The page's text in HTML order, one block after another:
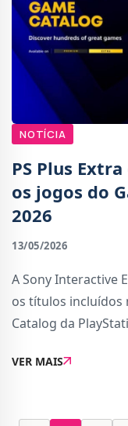
NOTÍCIA
PS Plus
os jogos do
2026
13/05/2026
A Sony Interactive
os títulos incluídos
Catalog da
Premium. A
VER MAIS